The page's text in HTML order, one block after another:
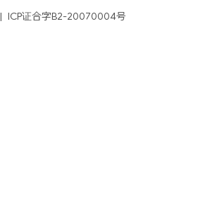
ICP证合字B2-20070004号